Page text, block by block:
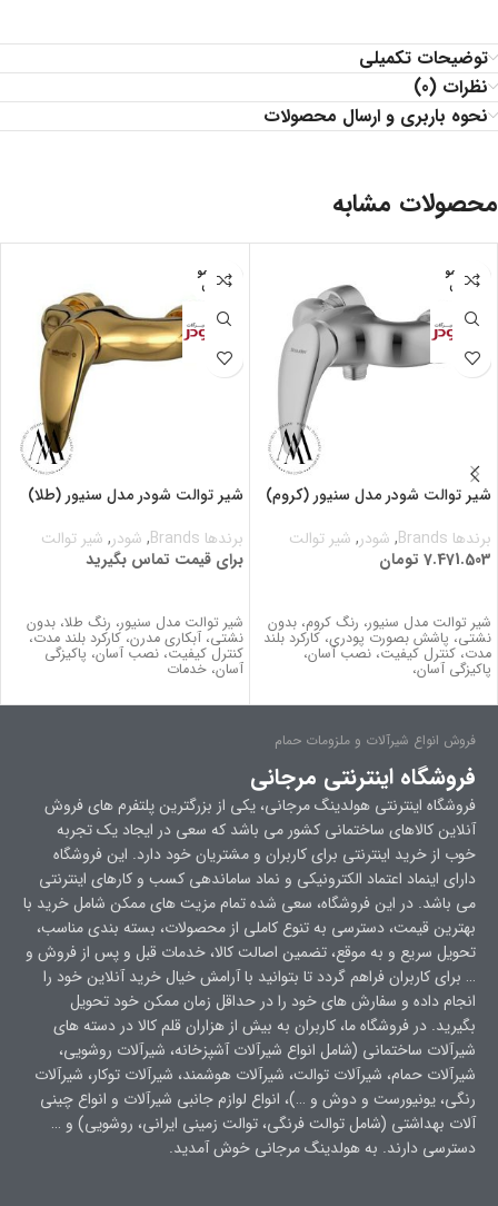
توضیحات تکمیلی
نظرات (0)
نحوه باربری و ارسال محصولات
محصولات مشابه
اتمام مو
جودی
شیر توالت شودر مدل سنیور (کروم)
برندها Brands
, شودر, شیر توالت
7.471.503 تومان
شیر توالت مدل سنیور، رنگ کروم، بدون
نشتي، پاشش بصورت پودری، کارکرد بلند
مدت، كنترل كيفيت، نصب آسان،
پاکیزگی آسان،
اتمام مو
جودی
شیر توالت شودر مدل سنیور (طلا)
برندها Brands
, شودر, شیر توالت
برای قیمت تماس بگیرید
شیر توالت مدل سنیور، رنگ طلا، بدون
نشتي، آبکاری مدرن، کارکرد بلند مدت،
كنترل كيفيت، نصب آسان، پاکیزگی
آسان، خدمات
فروش انواع شیرآلات و ملزومات حمام
فروشگاه اینترنتی مرجانی
فروشگاه اینترنتی هولدینگ مرجانی، یکی از بزرگترین پلتفرم های فروش
آنلاین کالاهای ساختمانی کشور می باشد که سعی در ایجاد یک تجربه
خوب از خرید اینترنتی برای کاربران و مشتریان خود دارد. این فروشگاه
دارای اینماد اعتماد الکترونیکی و نماد ساماندهی کسب و کارهای اینترنتی
می باشد. در این فروشگاه، سعی شده تمام مزیت های ممکن شامل خرید با
بهترین قیمت، دسترسی به تنوع کاملی از محصولات، بسته بندی مناسب،
تحویل سریع و به موقع، تضمین اصالت کالا، خدمات قبل و پس از فروش و
… برای کاربران فراهم گردد تا بتوانید با آرامش خیال خرید آنلاین خود را
انجام داده و سفارش های خود را در حداقل زمان ممکن خود تحویل
بگیرید. در فروشگاه ما، کاربران به بیش از هزاران قلم کالا در دسته های
شیرآلات ساختمانی (شامل انواع شیرآلات آشپزخانه، شیرآلات روشویی،
شیرآلات حمام، شیرآلات توالت، شیرآلات هوشمند، شیرآلات توکار، شیرآلات
رنگی، یونیورست و دوش و …)، انواع لوازم جانبی شیرآلات و انواع چینی
آلات بهداشتی (شامل توالت فرنگی، توالت زمینی ایرانی، روشویی) و …
دسترسی دارند. به هولدینگ مرجانی خوش آمدید.